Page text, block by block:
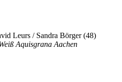
Leurs / Sandra Börger (48)
Aquisgrana Aachen